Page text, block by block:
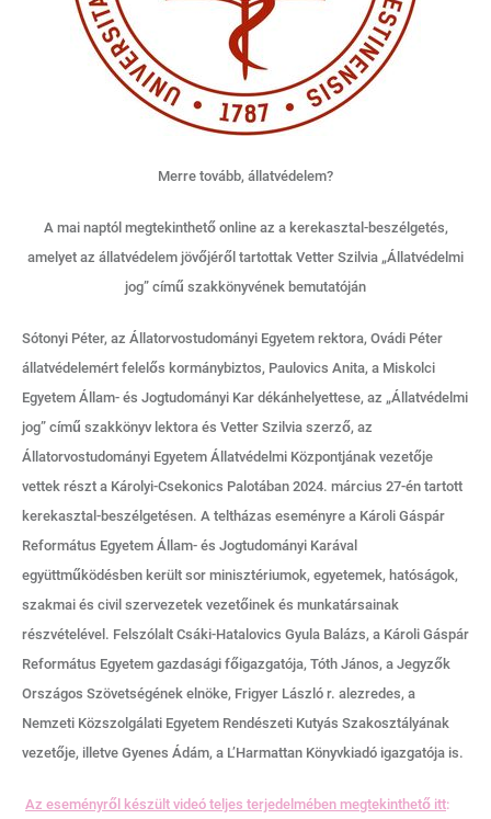
Merre tovább, állatvédelem?
A mai naptól megtekinthető online az a kerekasztal-beszélgetés,
amelyet az állatvédelem jövőjéről tartottak Vetter Szilvia „Állatvédelmi
jog” című szakkönyvének bemutatóján
Sótonyi Péter, az Állatorvostudományi Egyetem rektora, Ovádi Péter
állatvédelemért felelős kormánybiztos, Paulovics Anita, a Miskolci
Egyetem Állam- és Jogtudományi Kar dékánhelyettese, az „Állatvédelmi
jog” című szakkönyv lektora és Vetter Szilvia szerző, az
Állatorvostudományi Egyetem Állatvédelmi Központjának vezetője
vettek részt a Károlyi-Csekonics Palotában 2024. március 27-én tartott
kerekasztal-beszélgetésen. A teltházas eseményre a Károli Gáspár
Református Egyetem Állam- és Jogtudományi Karával
együttműködésben került sor minisztériumok, egyetemek, hatóságok,
szakmai és civil szervezetek vezetőinek és munkatársainak
részvételével. Felszólalt Csáki-Hatalovics Gyula Balázs, a Károli Gáspár
Református Egyetem gazdasági főigazgatója, Tóth János, a Jegyzők
Országos Szövetségének elnöke, Frigyer László r. alezredes, a
Nemzeti Közszolgálati Egyetem Rendészeti Kutyás Szakosztályának
vezetője, illetve Gyenes Ádám, a L’Harmattan Könyvkiadó igazgatója is.
Az eseményről készült videó teljes terjedelmében megtekinthető itt: